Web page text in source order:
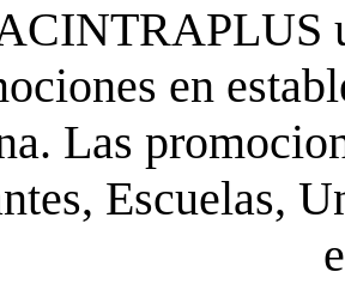
en
Las
Escuelas,